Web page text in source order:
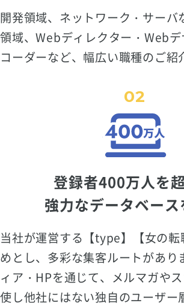
開発領域、ネットワーク・サーバ
領域、Webディレクター・Web
コーダーなど、幅広い職種のご紹
02
登録者400万人を
強力なデータベース
当社が運営する【type】【女の
めとし、多彩な集客ルートがあり
ィア・HPを通じて、メルマガや
使し他社にはない独自のユーザー